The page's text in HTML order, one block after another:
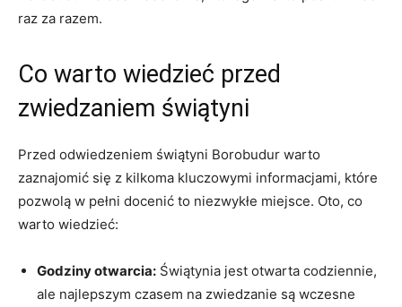
raz za razem.
Co warto wiedzieć przed
zwiedzaniem świątyni
Przed odwiedzeniem świątyni Borobudur warto
zaznajomić się z kilkoma kluczowymi informacjami, które
pozwolą w pełni docenić to niezwykłe miejsce. Oto, co
warto wiedzieć:
Godziny otwarcia: Świątynia jest otwarta codziennie,
ale najlepszym czasem na zwiedzanie są wczesne